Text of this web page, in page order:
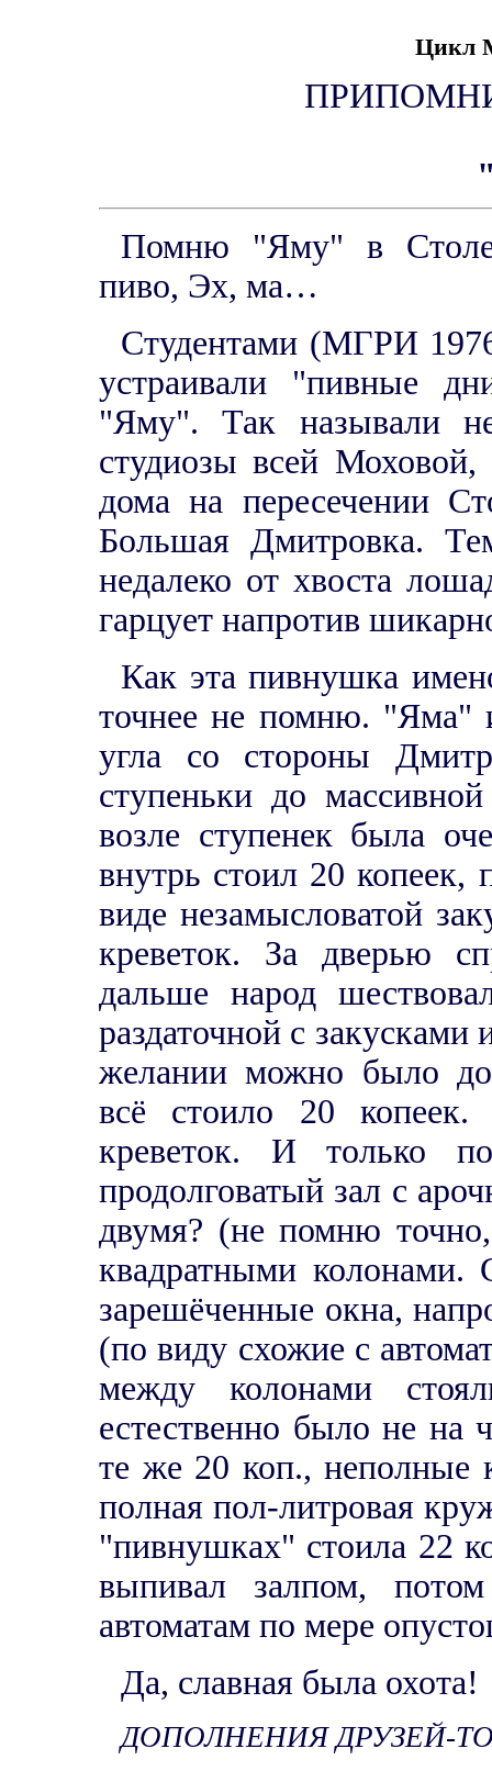
Цикл
Помню "Яму" в
пиво, Эх, ма…
Студентами (МГРИ
устраивали "пивные
"Яму". Так называли
студиозы всей Моховой,
дома на пересечении
Большая Дмитровка.
недалеко от хвоста
гарцует напротив
Как эта пивнушка
точнее не помню. "Яма"
угла со стороны
ступеньки до
возле ступенек была
внутрь стоил 20 копеек,
виде незамысловатой
креветок. За дверью
дальше народ
раздаточной с закусками
желании можно было
всё стоило 20
креветок. И только
продолговатый зал с
двумя? (не помню
квадратными
зарешёченные окна,
(по виду схожие с
между колонами
естественно было не на
те же 20 коп., неполные
полная пол-литровая
"пивнушках" стоила 22
выпивал залпом,
автоматам по мере
Да, славная была охота!
ДОПОЛНЕНИЯ ДРУЗЕЙ-